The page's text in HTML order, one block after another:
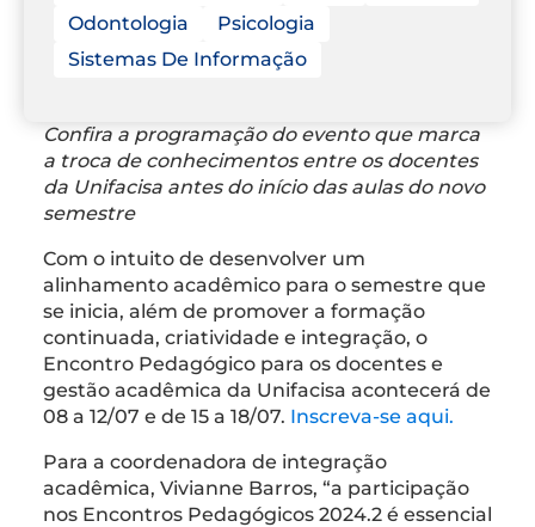
Odontologia
Psicologia
Sistemas De Informação
Confira a programação do evento que marca
a troca de conhecimentos entre os docentes
da Unifacisa antes do início das aulas do novo
semestre
Com o intuito de desenvolver um
alinhamento acadêmico para o semestre que
se inicia, além de promover a formação
continuada, criatividade e integração, o
Encontro Pedagógico para os docentes e
gestão acadêmica da Unifacisa acontecerá de
08 a 12/07 e de 15 a 18/07. Inscreva-se aqui.
Para a coordenadora de integração
acadêmica, Vivianne Barros, “a participação
nos Encontros Pedagógicos 2024.2 é essencial